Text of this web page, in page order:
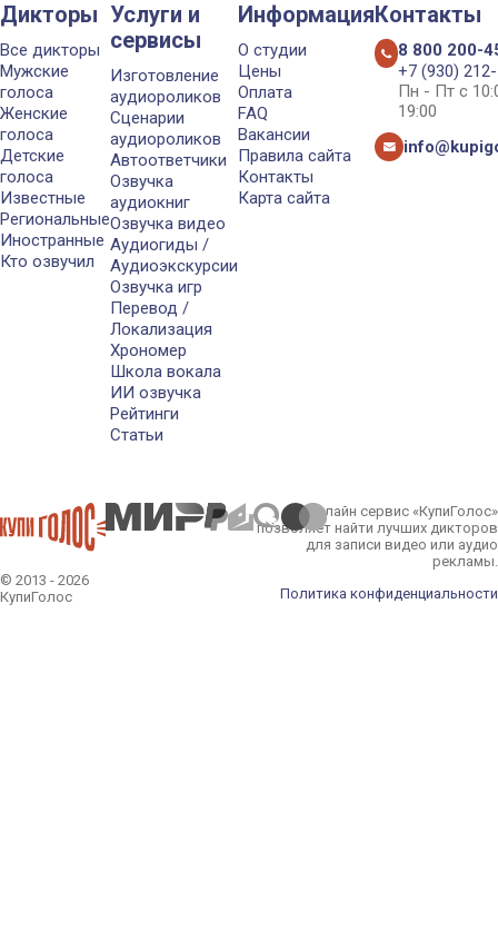
Дикторы
Все дикторы
Мужские
голоса
Женские
голоса
Детские
голоса
Известные
Региональные
Иностранные
Кто озвучил
Услуги и
сервисы
Изготовление
аудиороликов
Сценарии
аудиороликов
Автоответчики
Озвучка
аудиокниг
Озвучка видео
Аудиогиды /
Аудиоэкскурсии
Озвучка игр
Перевод /
Локализация
Хрономер
Школа вокала
ИИ озвучка
Рейтинги
Статьи
Информация
О студии
Цены
Оплата
FAQ
Вакансии
Правила сайта
Контакты
Карта сайта
Контакты
8 800 200-
+7 (930)
Пн - Пт с
19:00
© 2013 - 2026
КупиГолос
Онлайн сервис «КупиГолос»
позволяет найти лучших дикторов
для записи видео или аудио
рекламы.
Политика конфиденциальности